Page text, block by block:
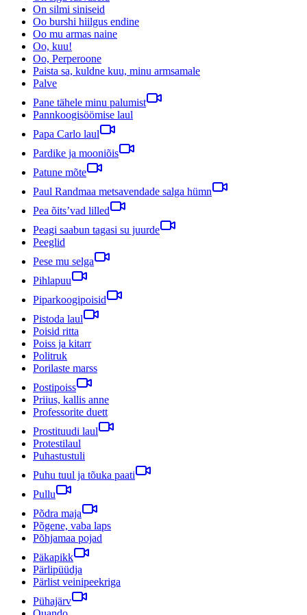
On silmi siniseid
Oo burshi hiilgus endine
Oo mu armas naine
Oo, kuu!
Oo, Perperoone
Paista sa, kuldne kuu, minu armsamale
Palve
Pane tähele minu palumist
Pannkoogisöömise laul
Papa Carlo laul
Pardike ja mooniõis
Patune mõte
Paul Randmaa metsavendade salga hümn
Pea õits’vad lilled
Peagi saabun tagasi su juurde
Peeglid
Pese mu selga
Pihlapuu
Piparkoogipoisid
Pistoda laul
Poisid ritta
Poiss ja kitarr
Politruk
Porilaste marss
Postipoiss
Priius, kallis anne
Professorite duett
Prostituudi laul
Protestilaul
Puhastustuli
Puhu tuul ja tõuka paati
Pullu
Põdra maja
Põgene, vaba laps
Põhjamaa pojad
Päkapikk
Pärlipüüdja
Pärlist veinipeekriga
Pühajärv